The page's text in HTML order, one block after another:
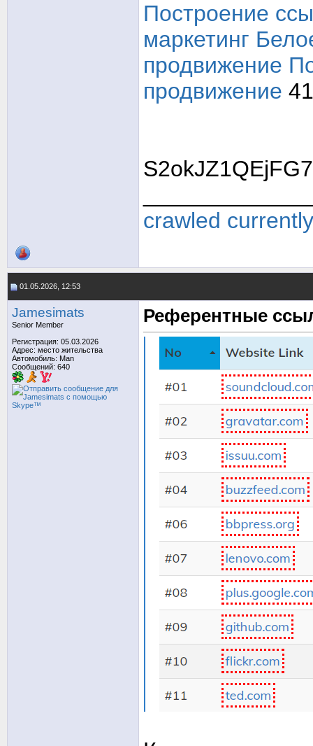
Построение
маркетинг
продвижение
продвижение
crawled
01.05.2026, 12:53
Jamesimats
Senior Member
Регистрация: 05.03.2026
Адрес: место жительства
Автомобиль: Man
Сообщений: 640
Референтные